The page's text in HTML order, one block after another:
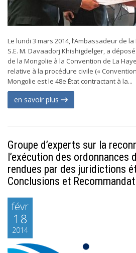
Le lundi 3 mars 2014, l’Ambassadeur de
S.E. M. Davaadorj Khishigdelger, a
de la Mongolie à la Convention de La
relative à la procédure civile («
Mongolie est le 48e État contractant à la...
en savoir plus
Groupe d’experts sur la
l’exécution des ordonnances
rendues par des juridictions
Conclusions et
févr
18
2014